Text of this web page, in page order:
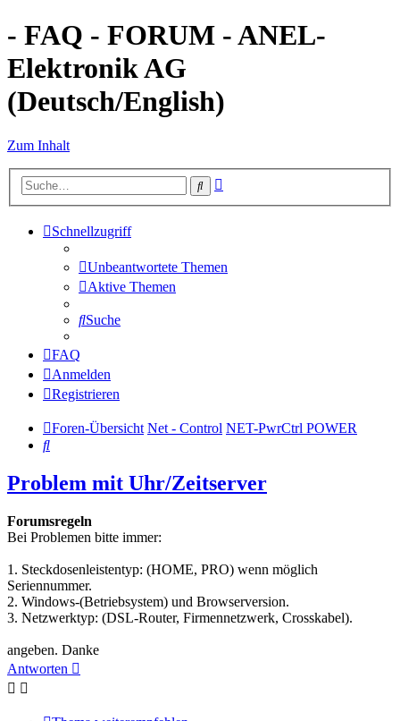
- FAQ - FORUM - ANEL-
Elektronik AG
(Deutsch/English)
Zum Inhalt
Suche
Schnellzugriff
Unbeantwortete Themen
Aktive Themen
Suche
FAQ
Anmelden
Registrieren
Foren-Übersicht Net - Control NET-PwrCtrl POWER
Suche
Problem mit Uhr/Zeitserver
Forumsregeln
Bei Problemen bitte immer:
1. Steckdosenleistentyp: (HOME, PRO) wenn möglich
Seriennummer.
2. Windows-(Betriebsystem) und Browserversion.
3. Netzwerktyp: (DSL-Router, Firmennetzwerk, Crosskabel).
angeben. Danke
Antworten